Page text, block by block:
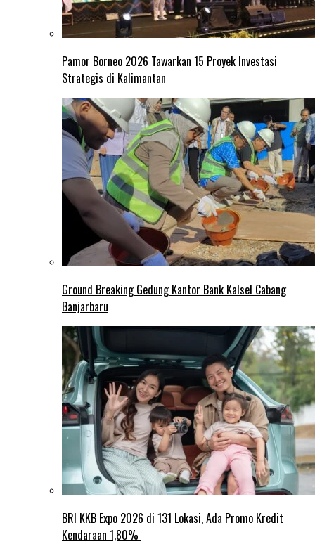
Pamor Borneo 2026 Tawarkan 15 Proyek Investasi
Strategis di Kalimantan
Ground Breaking Gedung Kantor Bank Kalsel Cabang
Banjarbaru
BRI KKB Expo 2026 di 131 Lokasi, Ada Promo Kredit
Kendaraan 1,80%